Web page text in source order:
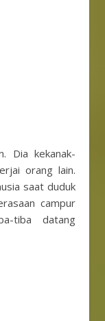
Dia kekanak-
orang lain.
saat duduk
campur
tiba datang